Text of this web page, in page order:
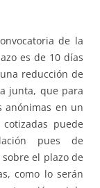
de la
es de 10 días
reducción de
junta, que para
anónimas en un
puede
pues de
sobre el plazo de
como lo serán